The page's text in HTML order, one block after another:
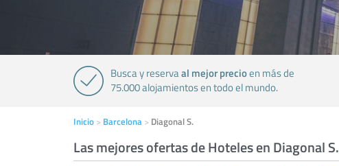
Busca y reservaal mejor precioen más de
75.000 alojamientos en todo el mundo.
Inicio Barcelona Diagonal S.
Las mejores ofertas de Hoteles en Diagonal S.